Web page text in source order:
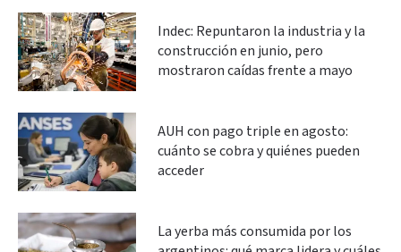
Indec: Repuntaron la industria y la
construcción en junio, pero
mostraron caídas frente a mayo
AUH con pago triple en agosto:
cuánto se cobra y quiénes pueden
acceder
La yerba más consumida por los